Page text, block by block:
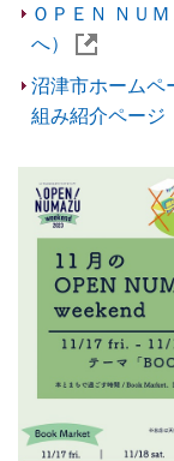
ＯＰＥＮ ＮＵ
へ）
沼津市ホームペ
組み紹介ページ